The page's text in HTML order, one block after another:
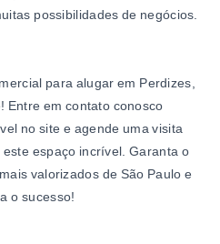
possibilidades de negócios.
para alugar em Perdizes,
Entre em contato conosco
no site e agende uma visita
espaço incrível. Garanta o
valorizados de São Paulo e
o sucesso!